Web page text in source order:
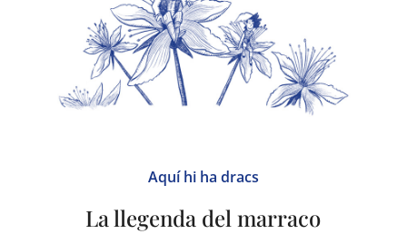
Aquí hi ha dracs
La llegenda del marraco